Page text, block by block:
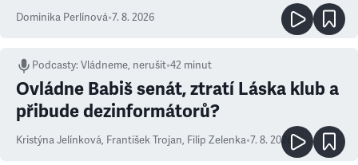
Dominika Perlínová•7. 8. 2026
Podcasty:Vládneme, nerušit•42 minut
Ovládne Babiš senát, ztratí Láska klub a
přibude dezinformátorů?
Kristýna Jelínková, František Trojan, Filip Zelenka•7. 8. 2026